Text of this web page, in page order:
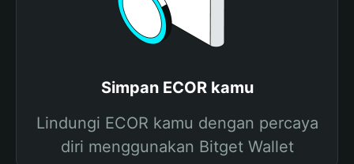
Simpan ECOR kamu
Lindungi ECOR kamu dengan percaya
diri menggunakan Bitget Wallet